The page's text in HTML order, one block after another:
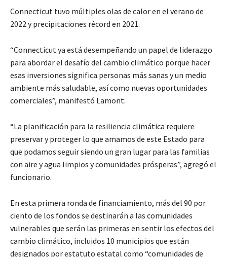
Connecticut tuvo múltiples olas de calor en el verano de
2022 y precipitaciones récord en 2021.
“Connecticut ya está desempeñando un papel de liderazgo
para abordar el desafío del cambio climático porque hacer
esas inversiones significa personas más sanas y un medio
ambiente más saludable, así como nuevas oportunidades
comerciales”, manifestó Lamont.
“La planificación para la resiliencia climática requiere
preservar y proteger lo que amamos de este Estado para
que podamos seguir siendo un gran lugar para las familias
con aire y agua limpios y comunidades prósperas”, agregó el
funcionario.
En esta primera ronda de financiamiento, más del 90 por
ciento de los fondos se destinarán a las comunidades
vulnerables que serán las primeras en sentir los efectos del
cambio climático, incluidos 10 municipios que están
designados por estatuto estatal como “comunidades de